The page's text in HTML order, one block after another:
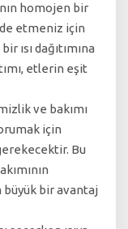
homojen bir
etmeniz için
ısı dağıtımına
etlerin eşit
ve bakımı
için
Bu
büyük bir avantaj